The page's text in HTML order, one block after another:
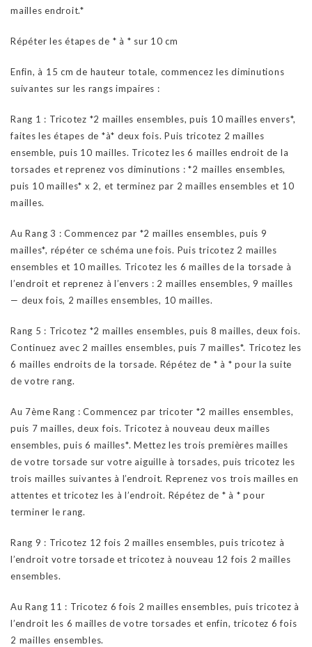
mailles endroit.*
Répéter les étapes de * à * sur 10 cm
Enfin, à 15 cm de hauteur totale, commencez les diminutions
suivantes sur les rangs impaires :
Rang 1 : Tricotez *2 mailles ensembles, puis 10 mailles envers*,
faites les étapes de *à* deux fois. Puis tricotez 2 mailles
ensemble, puis 10 mailles. Tricotez les 6 mailles endroit de la
torsades et reprenez vos diminutions : *2 mailles ensembles,
puis 10 mailles* x 2, et terminez par 2 mailles ensembles et 10
mailles.
Au Rang 3 : Commencez par *2 mailles ensembles, puis 9
mailles*, répéter ce schéma une fois. Puis tricotez 2 mailles
ensembles et 10 mailles. Tricotez les 6 mailles de la torsade à
l’endroit et reprenez à l’envers : 2 mailles ensembles, 9 mailles
— deux fois, 2 mailles ensembles, 10 mailles.
Rang 5 : Tricotez *2 mailles ensembles, puis 8 mailles, deux fois.
Continuez avec 2 mailles ensembles, puis 7 mailles*. Tricotez les
6 mailles endroits de la torsade. Répétez de * à * pour la suite
de votre rang.
Au 7ème Rang : Commencez par tricoter *2 mailles ensembles,
puis 7 mailles, deux fois. Tricotez à nouveau deux mailles
ensembles, puis 6 mailles*. Mettez les trois premières mailles
de votre torsade sur votre aiguille à torsades, puis tricotez les
trois mailles suivantes à l’endroit. Reprenez vos trois mailles en
attentes et tricotez les à l’endroit. Répétez de * à * pour
terminer le rang.
Rang 9 : Tricotez 12 fois 2 mailles ensembles, puis tricotez à
l’endroit votre torsade et tricotez à nouveau 12 fois 2 mailles
ensembles.
Au Rang 11 : Tricotez 6 fois 2 mailles ensembles, puis tricotez à
l’endroit les 6 mailles de votre torsades et enfin, tricotez 6 fois
2 mailles ensembles.